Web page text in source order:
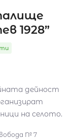
1928”
дейност
на селото.
№ 7